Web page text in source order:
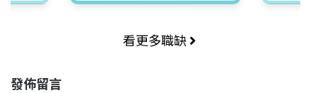
看更多職缺
發佈留言